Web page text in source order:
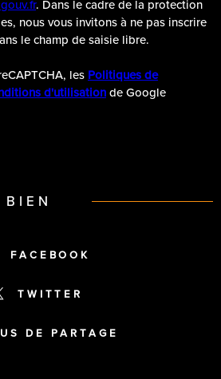
. Dans le cadre de la protection
nous vous invitons à ne pas inscrire
le champ de saisie libre.
les Politiques de
d'utilisationde Google
BIEN
FACEBOOK
TWITTER
DE PARTAGE